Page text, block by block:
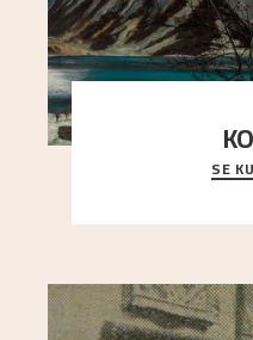
Et ruvende fjell
sterk kontrast til
SE